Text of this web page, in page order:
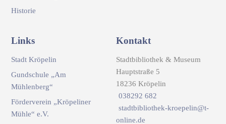
Historie
Links
Stadt Kröpelin
Gundschule „Am
Mühlenberg“
Förderverein „Kröpeliner
Mühle“ e.V.
Kontakt
Stadtbibliothek & Museum
Hauptstraße 5
18236 Kröpelin
038292 682
stadtbibliothek-kroepelin@t-
online.de